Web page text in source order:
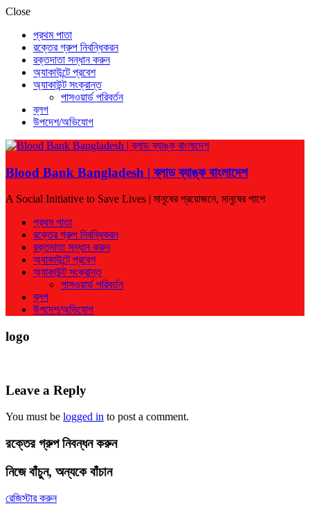
Close
প্রথম পাতা
রক্তের গ্রুপ নিবন্ধিকরন
রক্তদাতা সন্ধান করুন
অ্যাকাউন্টে প্রবেশ
অ্যাকাউন্ট সংক্রান্ত
পাসওয়ার্ড পরিবর্তন
ব্লগ
উপদেশ/অভিযোগ
Blood Bank Bangladesh | ব্লাড ব্যাঙ্ক বাংলাদেশ
A Social Initiative to Save Lives | মানুষের প্রয়োজনে, মানুষের পাশে
প্রথম পাতা
রক্তের গ্রুপ নিবন্ধিকরন
রক্তদাতা সন্ধান করুন
অ্যাকাউন্টে প্রবেশ
অ্যাকাউন্ট সংক্রান্ত
পাসওয়ার্ড পরিবর্তন
ব্লগ
উপদেশ/অভিযোগ
logo
Leave a Reply
You must be logged in to post a comment.
রক্তের গ্রুপ নিবন্ধন করুন
নিজে বাঁচুন, অন্যকে বাঁচান
রেজিস্টার করুন